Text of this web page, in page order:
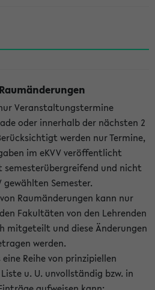
Veranstaltungstermine
oder innerhalb der nächsten 2
werden nur Termine,
im eKVV veröffentlicht
semesterübergreifend und nicht
Semester.
Raumänderungen kann nur
Fakultäten von den Lehrenden
mitgeteilt und diese Änderungen
werden.
Reihe von prinzipiellen
u. U. unvollständig bzw. in